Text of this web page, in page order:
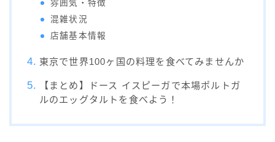
雰囲気・特徴
混雑状況
店舗基本情報
東京で世界100ヶ国の料理を食べてみませんか
【まとめ】ドース イスピーガで本場ポルトガ
ルのエッグタルトを食べよう！